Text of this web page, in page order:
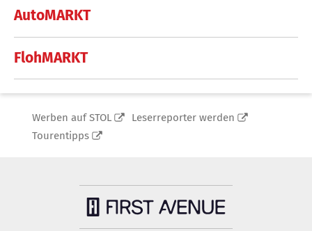
AutoMARKT
FlohMARKT
Werben auf STOL
Leserreporter werden
Tourentipps